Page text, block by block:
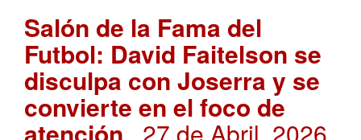
Salón de la Fama del
Futbol: David Faitelson se
disculpa con Joserra y se
convierte en el foco de
atención . 27 de Abril, 2026